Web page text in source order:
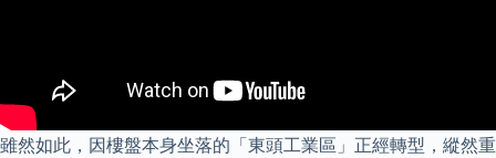
雖然如此，因樓盤本身坐落的「東頭工業區」正經轉型，縱然重